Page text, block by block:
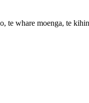
te whare moenga, te